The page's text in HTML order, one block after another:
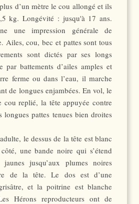
d’un mètre le cou allongé et ils
kg. Longévité : jusqu'à 17 ans.
une impression générale de
Ailes, cou, bec et pattes sont tous
sont dictés par ses longs
par battements d’ailes amples et
ferme ou dans l’eau, il marche
de longues enjambées. En vol, le
cou replié, la tête appuyée contre
longues pattes tenues bien droites
le dessus de la tête est blanc
une bande noire qui s’étend
jusqu’aux plumes noires
de la tête. Le dos est d’une
et la poitrine est blanche
Hérons reproducteurs ont de